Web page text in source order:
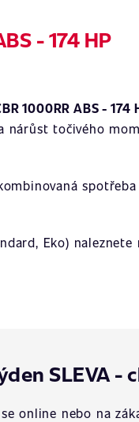
- 174 HP
1000RR ABS - 174
nárůst točivého
Eko) naleznete
SLEVA -
online nebo na